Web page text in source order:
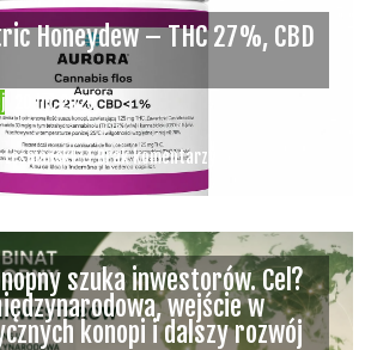
20 lip, 2026
Honeydew – THC 27%, CBD
Leśniański Brak komentarzy
szuka inwestorów. Cel?
wejście w
konopi i dalszy rozwój